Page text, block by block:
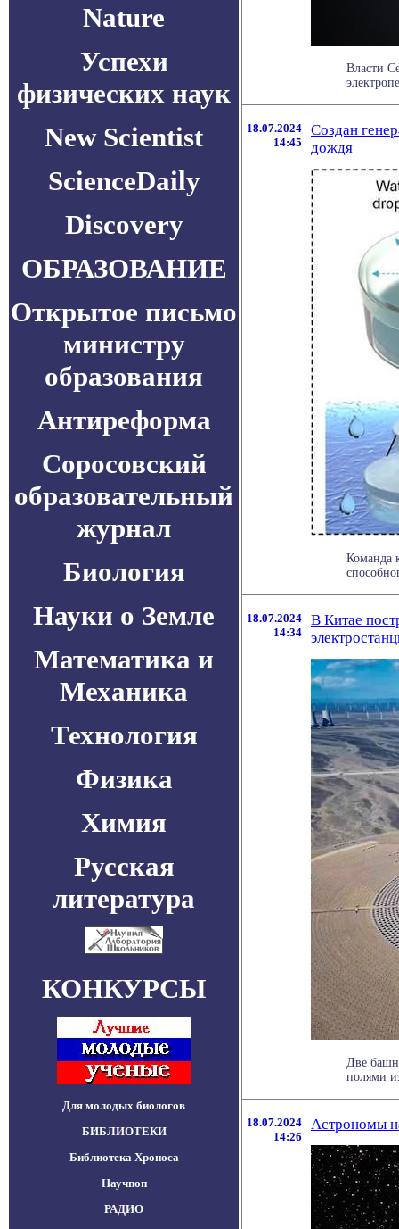
Nature
Успехи
физических наук
New Scientist
ScienceDaily
Discovery
ОБРАЗОВАНИЕ
Открытое письмо
министру
образования
Антиреформа
Соросовский
образовательный
журнал
Биология
Науки о Земле
Математика и
Механика
Технология
Физика
Химия
Русская
литература
КОНКУРСЫ
Для молодых биологов
БИБЛИОТЕКИ
Библиотека Хроноса
Научпоп
РАДИО
Власти
18.07.2024
14:45
Создан
дождя
Команда
18.07.2024
14:34
В Китае
Две
полями
18.07.2024
14:26
Астрономы